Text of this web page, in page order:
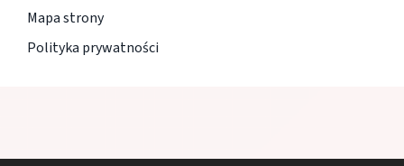
Mapa strony
Polityka prywatności